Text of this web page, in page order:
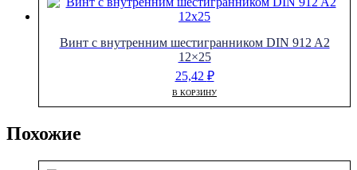
Винт с внутренним шестигранником DIN 912 A2
12×25
25,42 ₽
В КОРЗИНУ
Похожие